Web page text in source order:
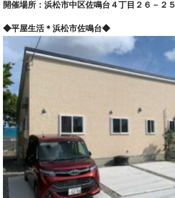
開催場所：浜松市中区佐鳴台４丁目２６－２５
◆平屋生活＊浜松市佐鳴台◆